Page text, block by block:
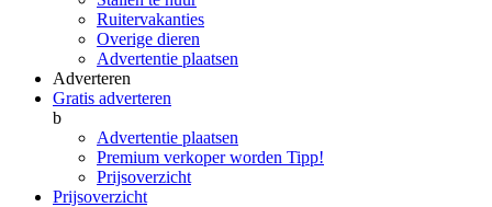
Ruitervakanties
Overige dieren
Advertentie plaatsen
Adverteren
Gratis adverteren
b
Advertentie plaatsen
Premium verkoper worden Tipp!
Prijsoverzicht
Prijsoverzicht